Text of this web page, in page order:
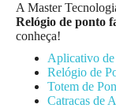
A Master
Relógio de ponto
conheça!
Aplicativo
Relógio de
Totem de
Catracas de